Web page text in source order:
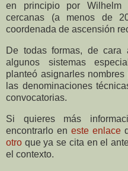
en principio por Wilhelm
cercanas (a menos de
coordenada de ascensión
De todas formas, de cara
algunos sistemas
planteó asignarles
las denominaciones
convocatorias.
Si quieres más
encontrarlo en este enlace
otro que ya se cita en el
el contexto.